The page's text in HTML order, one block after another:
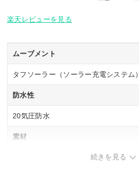
楽天レビューを見る
ムーブメント
タフソーラー（ソーラー充電システム）
防水性
20気圧防水
素材
続きを見る